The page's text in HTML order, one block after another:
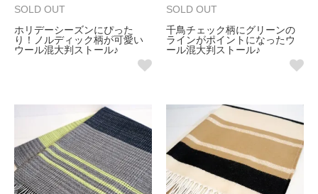
SOLD OUT
ホリデーシーズンにぴった
り！ノルディック柄が可愛い
ウール混大判ストール♪
SOLD OUT
千鳥チェック柄にグリーンの
ラインがポイントになったウ
ール混大判ストール♪